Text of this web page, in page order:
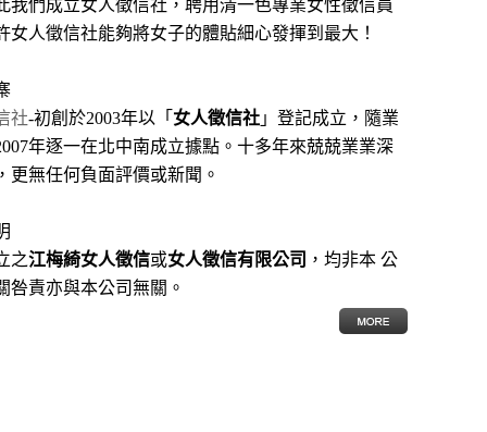
我們成立女人徵信社，聘用清一色專業女性徵信員
女人徵信社能夠將女子的體貼細心發揮到最大 ！
社-初創於2003年以「 女人徵信社 」登記成立，隨業
年逐一在北中南成立據點。十多年來兢兢業業深
更無任何負面評價或新聞。
之江梅綺女人徵信或女人徵信有限公司 ，均非本 公
咎責亦與本公司無關。